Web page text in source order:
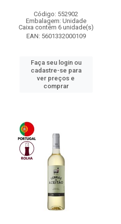
Código: 552902
Embalagem: Unidade
Caixa contém 6 unidade(s)
EAN: 5601332000109
Faça seu login ou
cadastre-se para
ver preços e
comprar